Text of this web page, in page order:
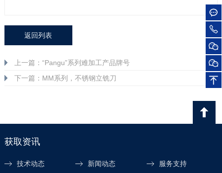
返回列表
上一篇：“Pangu”系列难加工产品牌号
下一篇：MM系列，不锈钢立铣刀
获取资讯
技术动态 新闻动态 服务支持